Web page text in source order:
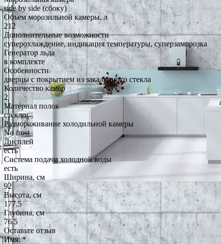
side by side (сбоку)
Объем морозильной камеры, л
212
Дополнительные возможности
суперохлаждение, индикация температуры, суперзаморозка
Генератор льда
в комплекте
Особенности
дверцы с покрытием из закаленного стекла
Количество камер
2
Материал полок
стекло
Размораживание холодильной камеры
No frost
Дисплей
есть
Система подачи холодной воды
есть
Ширина, см
92
Высота, см
177.5
Глубина, см
76.5
Оставьте отзыв
Имя:*